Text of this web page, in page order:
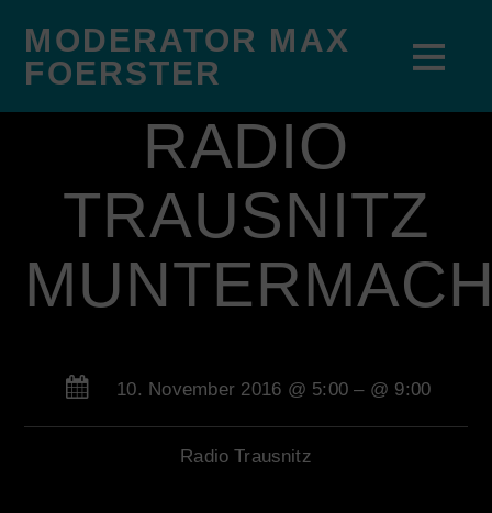
MODERATOR MAX
FOERSTER
RADIO
TRAUSNITZ
10. November 2016 @ 5:00– @ 9:00
Radio Trausnitz